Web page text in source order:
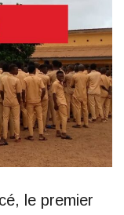
le premier